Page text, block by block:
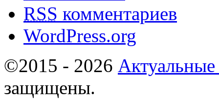
RSS комментариев
WordPress.org
©2015 - 2026
защищены.